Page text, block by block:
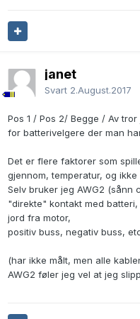
janet
Svart 2.August.2017
Pos 1 / Pos 2/ Begge / Av
for batterivelgere der man
Det er flere faktorer som
gjennom, temperatur, og
Selv bruker jeg AWG2 (sånn
"direkte" kontakt med
jord fra motor,
positiv buss, negativ buss,
(har ikke målt, men alle
AWG2 føler jeg vel at jeg